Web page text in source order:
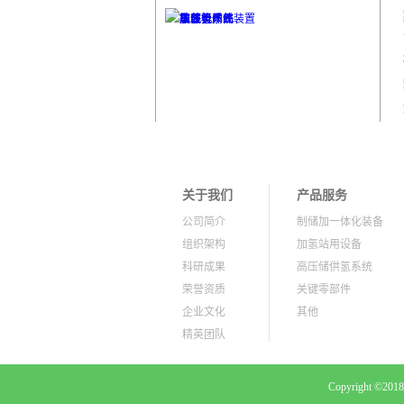
关于我们
公司简介
组织架构
科研成果
荣誉资质
企业文化
精英团队
产品服务
制储加一体化装备
加氢站用设备
高压储供氢系统
关键零部件
其他
Copyright